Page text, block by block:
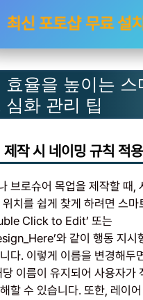
최신 포토샵 무료 설
효율을 높이는 스
심화 관리 팁
제작 시 네이밍 규칙 적용
브로슈어 목업을 제작할 때,
치를 쉽게 찾게 하려면 스마
Click to Edit’ 또는
와 같이 행동 지시
다. 이렇게 이름을 변경해두
이름이 유지되어 사용자가
할 수 있습니다. 또한, 레이